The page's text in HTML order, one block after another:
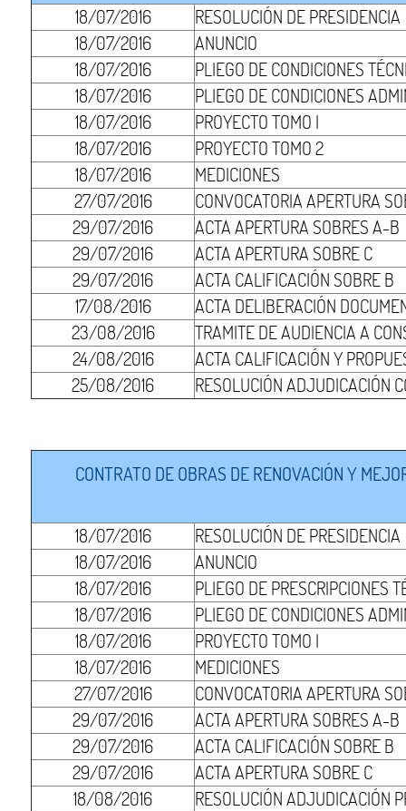
18/07/2016
RESOLUCIÓN DE PRESIDENCIA
18/07/2016
ANUNCIO
18/07/2016
PLIEGO DE CONDICIONES
18/07/2016
PLIEGO DE CONDICIONES
18/07/2016
PROYECTO TOMO I
18/07/2016
PROYECTO TOMO 2
18/07/2016
MEDICIONES
27/07/2016
CONVOCATORIA APERTURA
29/07/2016
ACTA APERTURA SOBRES A-B
29/07/2016
ACTA APERTURA SOBRE C
29/07/2016
ACTA CALIFICACIÓN SOBRE B
17/08/2016
ACTA DELIBERACIÓN
23/08/2016
TRAMITE DE AUDIENCIA A
24/08/2016
ACTA CALIFICACIÓN Y
25/08/2016
RESOLUCIÓN ADJUDICACIÓN
CONTRATO DE OBRAS DE RENOVACIÓN Y
18/07/2016
RESOLUCIÓN DE PRESIDENCIA
18/07/2016
ANUNCIO
18/07/2016
PLIEGO DE PRESCRIPCIONES
18/07/2016
PLIEGO DE CONDICIONES
18/07/2016
PROYECTO TOMO I
18/07/2016
MEDICIONES
27/07/2016
CONVOCATORIA APERTURA
29/07/2016
ACTA APERTURA SOBRES A-B
29/07/2016
ACTA CALIFICACIÓN SOBRE B
29/07/2016
ACTA APERTURA SOBRE C
18/08/2016
RESOLUCIÓN ADJUDICACIÓN